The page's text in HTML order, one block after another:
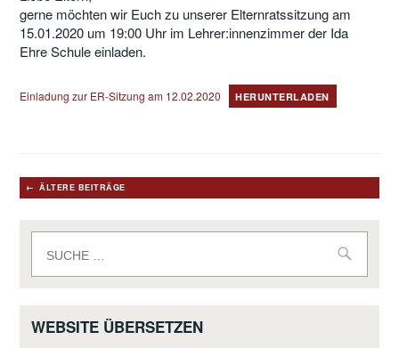
gerne möchten wir Euch zu unserer Elternratssitzung am
15.01.2020 um 19:00 Uhr im Lehrer:innenzimmer der Ida
Ehre Schule einladen.
Einladung zur ER-Sitzung am 12.02.2020 HERUNTERLADEN
Beitragsnavigation
ÄLTERE BEITRÄGE
Suche
nach:
WEBSITE ÜBERSETZEN